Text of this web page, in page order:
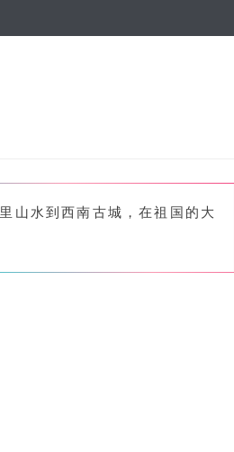
山水到西南古城，在祖国的大